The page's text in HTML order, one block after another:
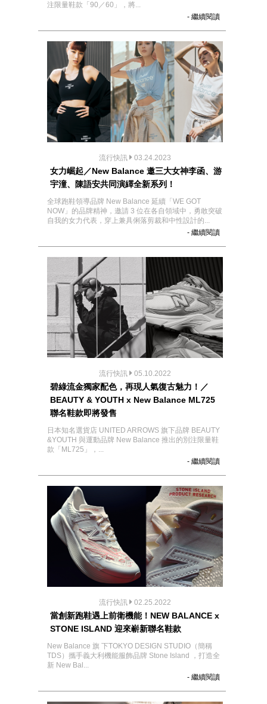
注限量鞋款「90／60」，將...
- 繼續閱讀
流行快訊 03.24.2023
女力崛起／New Balance 邀三大女神李函、游
宇潼、陳語安共同演繹全新系列！
全球跑鞋領導品牌 New Balance 延續「WE GOT
NOW」的品牌精神，邀請 3 位在各自領域中，勇敢突破
自我的女力代表，穿上兼具俐落剪裁和中性設計的...
- 繼續閱讀
流行快訊 05.10.2022
碧綠流金獨家配色，再現人氣復古魅力！／
BEAUTY & YOUTH x New Balance ML725
聯名鞋款即將發售
日本知名選貨店 UNITED ARROWS 旗下品牌 BEAUTY
&YOUTH 與運動品牌 New Balance 推出的別注限量鞋
款「ML725」，...
- 繼續閱讀
流行快訊 02.25.2022
當創新跑鞋遇上前衛機能！NEW BALANCE x
STONE ISLAND 迎來嶄新聯名鞋款
New Balance 旗 下TOKYO DESIGN STUDIO（簡稱
TDS）攜手義大利機能服飾品牌 Stone Island ，打造全
新 New Bal...
- 繼續閱讀